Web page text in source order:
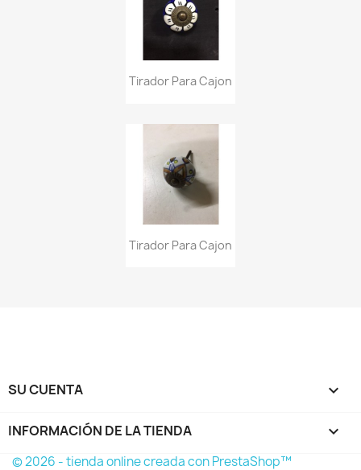
Tirador Para Cajon
Tirador Para Cajon
SU CUENTA 
INFORMACIÓN DE LA TIENDA keyboard_arrow_down
© 2026 - tienda online creada con PrestaShop™